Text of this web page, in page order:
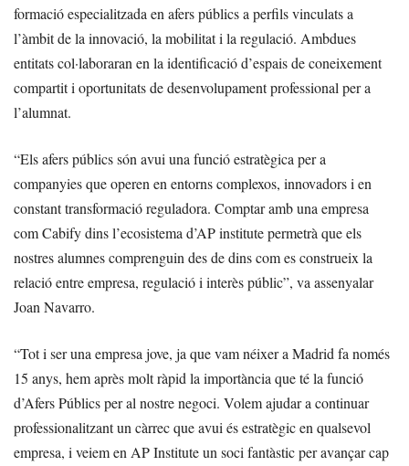
formació especialitzada en afers públics a perfils vinculats a
l’àmbit de la innovació, la mobilitat i la regulació. Ambdues
entitats col·laboraran en la identificació d’espais de coneixement
compartit i oportunitats de desenvolupament professional per a
l’alumnat.
“Els afers públics són avui una funció estratègica per a
companyies que operen en entorns complexos, innovadors i en
constant transformació reguladora. Comptar amb una empresa
com Cabify dins l’ecosistema d’AP institute permetrà que els
nostres alumnes comprenguin des de dins com es construeix la
relació entre empresa, regulació i interès públic”, va assenyalar
Joan Navarro.
“Tot i ser una empresa jove, ja que vam néixer a Madrid fa només
15 anys, hem après molt ràpid la importància que té la funció
d’Afers Públics per al nostre negoci. Volem ajudar a continuar
professionalitzant un càrrec que avui és estratègic en qualsevol
empresa, i veiem en AP Institute un soci fantàstic per avançar cap